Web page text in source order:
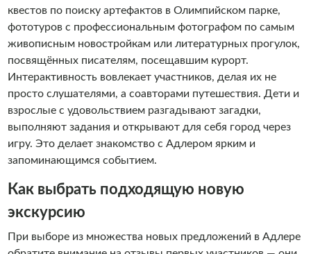
квестов по поиску артефактов в Олимпийском парке,
фототуров с профессиональным фотографом по самым
живописным новостройкам или литературных прогулок,
посвящённых писателям, посещавшим курорт.
Интерактивность вовлекает участников, делая их не
просто слушателями, а соавторами путешествия. Дети и
взрослые с удовольствием разгадывают загадки,
выполняют задания и открывают для себя город через
игру. Это делает знакомство с Адлером ярким и
запоминающимся событием.
Как выбрать подходящую новую
экскурсию
При выборе из множества новых предложений в Адлере